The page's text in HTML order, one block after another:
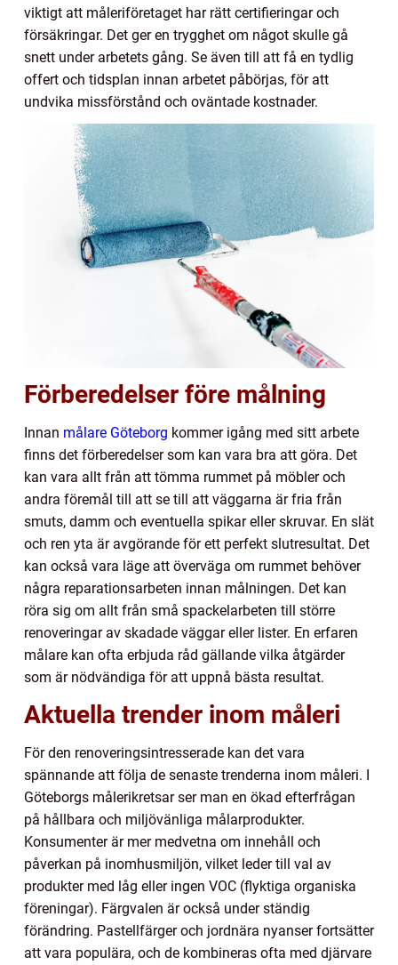
viktigt att måleriföretaget har rätt certifieringar och
försäkringar. Det ger en trygghet om något skulle gå
snett under arbetets gång. Se även till att få en tydlig
offert och tidsplan innan arbetet påbörjas, för att
undvika missförstånd och oväntade kostnader.
Förberedelser före målning
Innan målare Göteborg kommer igång med sitt arbete
finns det förberedelser som kan vara bra att göra. Det
kan vara allt från att tömma rummet på möbler och
andra föremål till att se till att väggarna är fria från
smuts, damm och eventuella spikar eller skruvar. En slät
och ren yta är avgörande för ett perfekt slutresultat. Det
kan också vara läge att överväga om rummet behöver
några reparationsarbeten innan målningen. Det kan
röra sig om allt från små spackelarbeten till större
renoveringar av skadade väggar eller lister. En erfaren
målare kan ofta erbjuda råd gällande vilka åtgärder
som är nödvändiga för att uppnå bästa resultat.
Aktuella trender inom måleri
För den renoveringsintresserade kan det vara
spännande att följa de senaste trenderna inom måleri. I
Göteborgs målerikretsar ser man en ökad efterfrågan
på hållbara och miljövänliga målarprodukter.
Konsumenter är mer medvetna om innehåll och
påverkan på inomhusmiljön, vilket leder till val av
produkter med låg eller ingen VOC (flyktiga organiska
föreningar). Färgvalen är också under ständig
förändring. Pastellfärger och jordnära nyanser fortsätter
att vara populära, och de kombineras ofta med djärvare